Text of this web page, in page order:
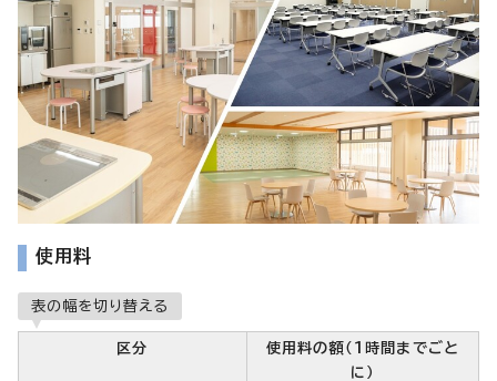
使用料
表の幅を切り替える
区分
使用料の額（1時間までごと
に）